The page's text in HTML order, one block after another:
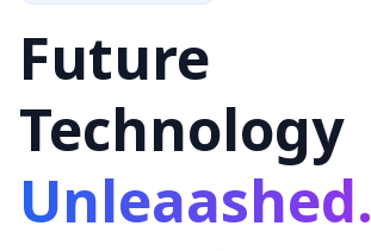
Future
Technology
Unleaashed.